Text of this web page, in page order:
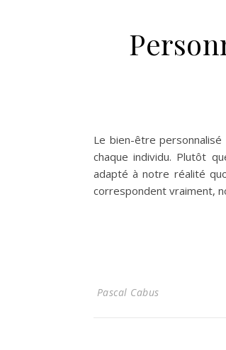
Le bien-être
chaque individu. Plutôt
adapté à notre réalité
correspondent vraiment,
Pascal Cabus